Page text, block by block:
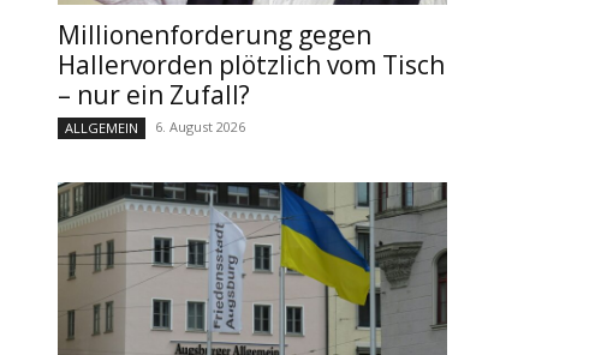
Millionenforderung gegen
Hallervorden plötzlich vom Tisch
– nur ein Zufall?
ALLGEMEIN 6. August 2026